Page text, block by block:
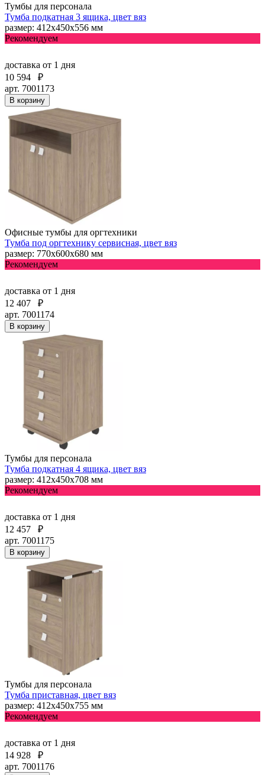
Тумбы для персонала
Тумба подкатная 3 ящика, цвет вяз
размер: 412х450х556 мм
Рекомендуем
доставка от 1 дня
10 594
₽
арт. 7001173
В корзину
Офисные тумбы для оргтехники
Тумба под оргтехнику сервисная, цвет вяз
размер: 770х600х680 мм
Рекомендуем
доставка от 1 дня
12 407
₽
арт. 7001174
В корзину
Тумбы для персонала
Тумба подкатная 4 ящика, цвет вяз
размер: 412х450х708 мм
Рекомендуем
доставка от 1 дня
12 457
₽
арт. 7001175
В корзину
Тумбы для персонала
Тумба приставная, цвет вяз
размер: 412х450х755 мм
Рекомендуем
доставка от 1 дня
14 928
₽
арт. 7001176